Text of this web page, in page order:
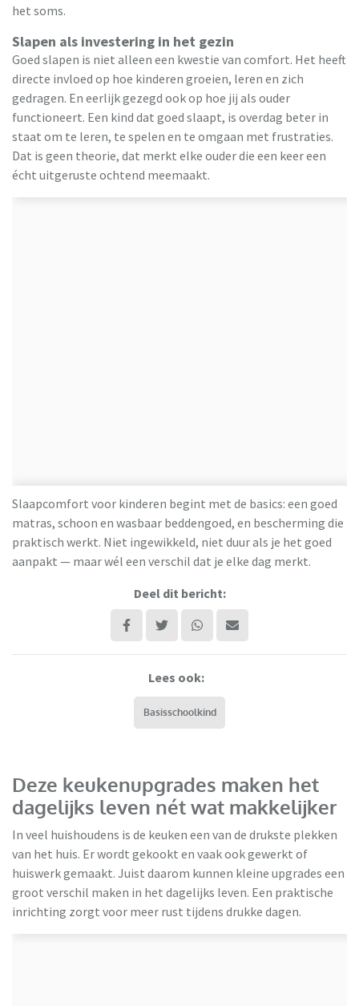
het soms.
Slapen als investering in het gezin
Goed slapen is niet alleen een kwestie van comfort. Het heeft
directe invloed op hoe kinderen groeien, leren en zich
gedragen. En eerlijk gezegd ook op hoe jij als ouder
functioneert. Een kind dat goed slaapt, is overdag beter in
staat om te leren, te spelen en te omgaan met frustraties.
Dat is geen theorie, dat merkt elke ouder die een keer een
écht uitgeruste ochtend meemaakt.
Slaapcomfort voor kinderen begint met de basics: een goed
matras, schoon en wasbaar beddengoed, en bescherming die
praktisch werkt. Niet ingewikkeld, niet duur als je het goed
aanpakt — maar wél een verschil dat je elke dag merkt.
Deel dit bericht:
Lees ook:
Basisschoolkind
Deze keukenupgrades maken het
dagelijks leven nét wat makkelijker
In veel huishoudens is de keuken een van de drukste plekken
van het huis. Er wordt gekookt en vaak ook gewerkt of
huiswerk gemaakt. Juist daarom kunnen kleine upgrades een
groot verschil maken in het dagelijks leven. Een praktische
inrichting zorgt voor meer rust tijdens drukke dagen.